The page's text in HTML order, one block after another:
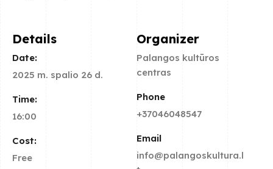
Details
Date:
2025 m. spalio 26 d.
Time:
16:00
Cost:
Free
Organizer
Palangos kultūros
centras
Phone
+37046048547
Email
info@palangoskultura.l